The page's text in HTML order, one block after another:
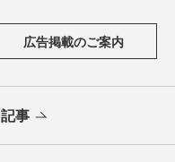
広告掲載のご案内
記事